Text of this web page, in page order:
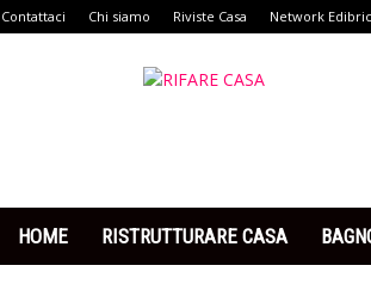
Contattaci Chi siamo Riviste Casa Network
HOME RISTRUTTURARE CASA